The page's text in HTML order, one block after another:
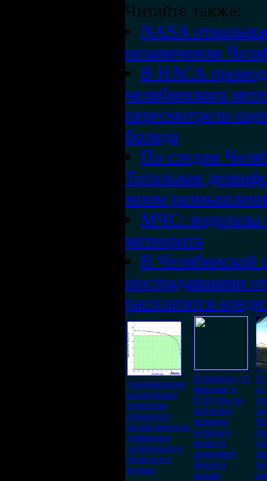
Читайте также:
NASA
незамеченом
В НАСА
челябинского
пересмотрели
болида
По следам
Тотальная
моим
МЧС: водолазы
метеорита
В Челябинской
пострадавшими
расплатятся
Американское
космическое
агентство
объяснило
неожиданность
появления
челябинского
болида его
малым
В пятницу, 15
февраля, в
9:30 утра по
местному
времени
астероид
вошел в
атмосферу
Земли и
вскоре
О
го